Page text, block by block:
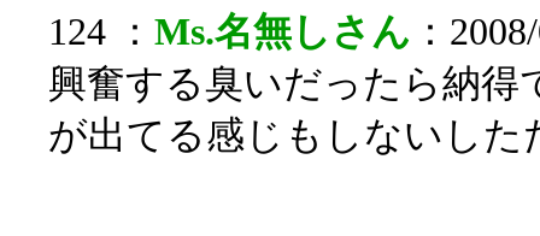
124 ： Ms.名無しさん ：
興奮する臭いだったら納
が出てる感じもしないした